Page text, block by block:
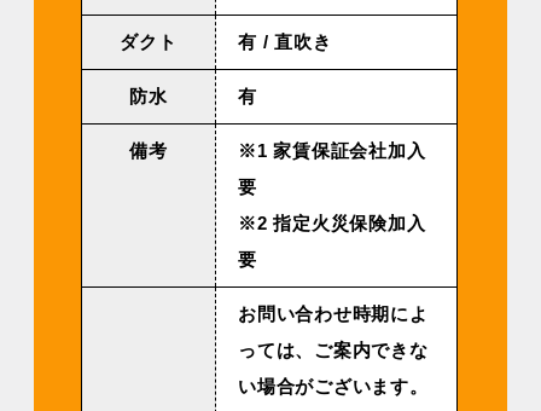
ダクト 有 / 直吹き
防水 有
備考
※1 家賃保証会社加入
要
※2 指定火災保険加入
要
お問い合わせ時期によ
っては、ご案内できな
い場合がございます。